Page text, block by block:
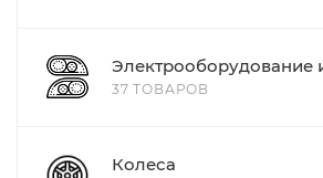
Электрооборудование
37 ТОВАРОВ
Колеса